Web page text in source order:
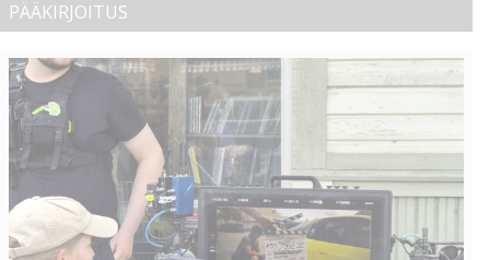
PÄÄKIRJOITUS